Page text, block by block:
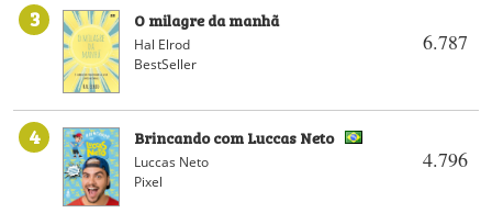
3
6.787
O milagre da manhã
Hal Elrod
BestSeller
4
4.796
Brincando com Luccas Neto
Luccas Neto
Pixel